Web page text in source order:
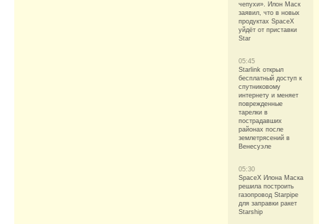
чепухи». Илон Маск
заявил, что в новых
продуктах SpaceX
уйдёт от приставки
Star
05:45
Starlink открыл
бесплатный доступ к
спутниковому
интернету и меняет
поврежденные
тарелки в
пострадавших
районах после
землетрясений в
Венесуэле
05:30
SpaceX Илона Маска
решила построить
газопровод Starpipe
для заправки ракет
Starship